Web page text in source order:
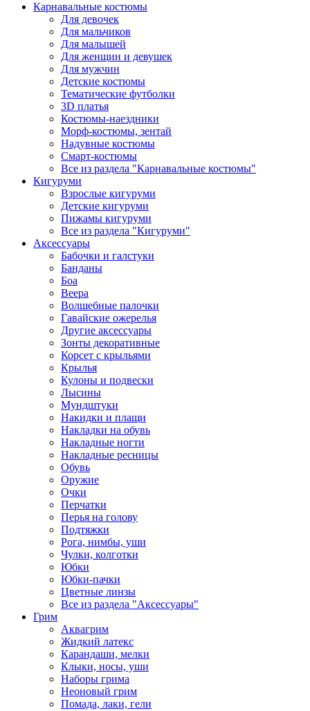
Карнавальные костюмы
Для девочек
Для мальчиков
Для малышей
Для женщин и девушек
Для мужчин
Детские костюмы
Тематические футболки
3D платья
Костюмы-наездники
Морф-костюмы, зентай
Надувные костюмы
Смарт-костюмы
Все из раздела "Карнавальные костюмы"
Кигуруми
Взрослые кигуруми
Детские кигуруми
Пижамы кигуруми
Все из раздела "Кигуруми"
Аксессуары
Бабочки и галстуки
Банданы
Боа
Веера
Волшебные палочки
Гавайские ожерелья
Другие аксессуары
Зонты декоративные
Корсет с крыльями
Крылья
Кулоны и подвески
Лысины
Мундштуки
Накидки и плащи
Накладки на обувь
Накладные ногти
Накладные ресницы
Обувь
Оружие
Очки
Перчатки
Перья на голову
Подтяжки
Рога, нимбы, уши
Чулки, колготки
Юбки
Юбки-пачки
Цветные линзы
Все из раздела "Аксессуары"
Грим
Аквагрим
Жидкий латекс
Карандаши, мелки
Клыки, носы, уши
Наборы грима
Неоновый грим
Помада, лаки, гели